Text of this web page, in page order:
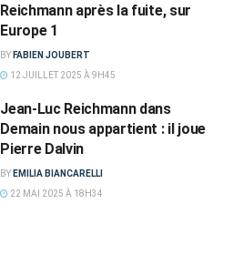
Reichmann après la fuite, sur
Europe 1
BY FABIEN JOUBERT
12 JUILLET 2025 À 9H45
Jean-Luc Reichmann dans
Demain nous appartient : il joue
Pierre Dalvin
BY EMILIA BIANCARELLI
22 MAI 2025 À 18H34